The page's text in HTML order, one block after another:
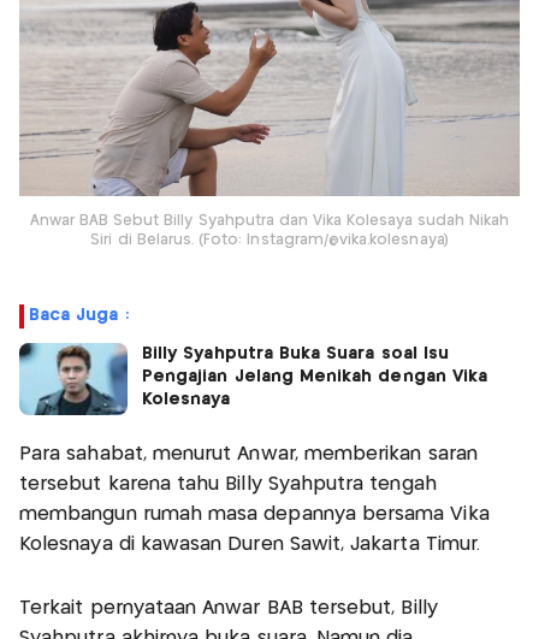
Anwar BAB Sebut Billy Syahputra dan Vika Kolesaya sudah Nikah
Siri di Belarus. (Foto: Instagram/@vika.kolesnaya)
Baca Juga :
Billy Syahputra Buka Suara soal Isu
Pengajian Jelang Menikah dengan Vika
Kolesnaya
Para sahabat, menurut Anwar, memberikan saran
tersebut karena tahu Billy Syahputra tengah
membangun rumah masa depannya bersama Vika
Kolesnaya di kawasan Duren Sawit, Jakarta Timur.
Terkait pernyataan Anwar BAB tersebut, Billy